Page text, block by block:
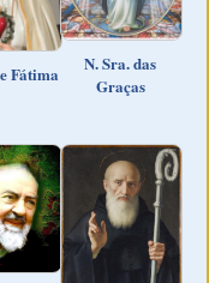
Fátima
N. Sra. das
Graças